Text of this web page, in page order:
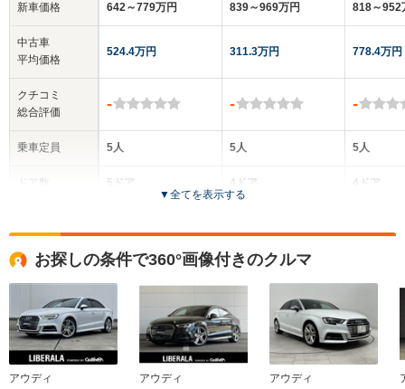
新車価格
中古車
平均価格
クチコミ
総合評価
乗車定員
ドア数
サイズ
(全長x全幅x全高)
642～779万円
524.4万円
-
5人
5ドア
全高
1.82m
全長
4.35m～4.36m
839～969万円
311.3万円
-
5人
4ドア
全高
1.84m～1.85m
全長
4.75m～4.77m
818～952
778.4万円
-
5人
4ドア
全
▼全てを表示する
お探しの条件で360°画像付きのクルマ
アウディ アウディ アウディ